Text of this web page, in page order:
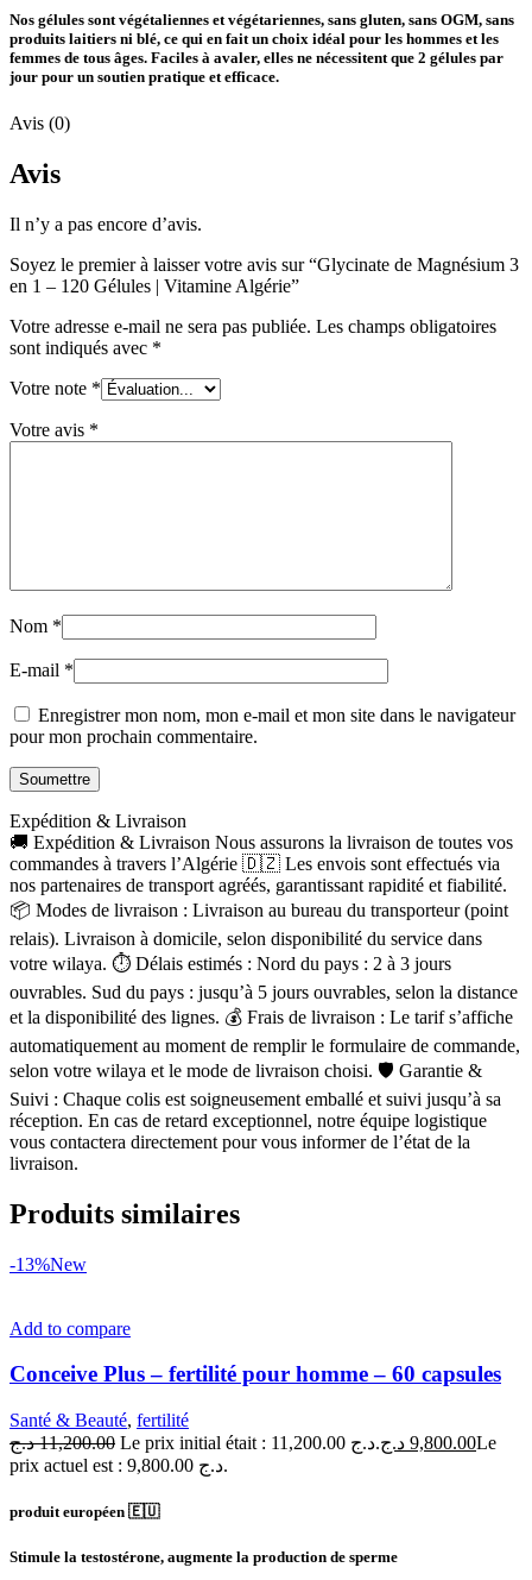
Nos gélules sont végétaliennes et végétariennes, sans gluten, sans OGM, sans
produits laitiers ni blé, ce qui en fait un choix idéal pour les hommes et les
femmes de tous âges. Faciles à avaler, elles ne nécessitent que 2 gélules par
jour pour un soutien pratique et efficace.
Avis (0)
Avis
Il n’y a pas encore d’avis.
Soyez le premier à laisser votre avis sur “Glycinate de Magnésium 3
en 1 – 120 Gélules | Vitamine Algérie”
Votre adresse e-mail ne sera pas publiée. Les champs obligatoires
sont indiqués avec *
Votre note *
Votre avis *
Nom *
E-mail *
Enregistrer mon nom, mon e-mail et mon site dans le navigateur
pour mon prochain commentaire.
Expédition & Livraison
🚚 Expédition & Livraison Nous assurons la livraison de toutes vos
commandes à travers l’Algérie 🇩🇿 Les envois sont effectués via
nos partenaires de transport agréés, garantissant rapidité et fiabilité.
📦 Modes de livraison : Livraison au bureau du transporteur (point
relais). Livraison à domicile, selon disponibilité du service dans
votre wilaya. ⏱ Délais estimés : Nord du pays : 2 à 3 jours
ouvrables. Sud du pays : jusqu’à 5 jours ouvrables, selon la distance
et la disponibilité des lignes. 💰 Frais de livraison : Le tarif s’affiche
automatiquement au moment de remplir le formulaire de commande,
selon votre wilaya et le mode de livraison choisi. 🛡 Garantie &
Suivi : Chaque colis est soigneusement emballé et suivi jusqu’à sa
réception. En cas de retard exceptionnel, notre équipe logistique
vous contactera directement pour vous informer de l’état de la
livraison.
Produits similaires
-13%New
Add to compare
Conceive Plus – fertilité pour homme – 60 capsules
Santé & Beauté, fertilité
11,200.00 د.ج Le prix initial était : 11,200.00 د.ج. 9,800.00 د.ج
Le
prix actuel est : 9,800.00 د.ج.
produit européen 🇪🇺
Stimule la testostérone, augmente la production de sperme